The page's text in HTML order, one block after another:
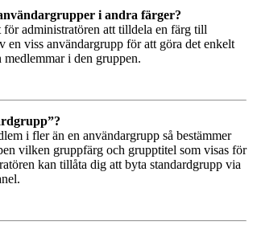
i andra färger?
administratören att tilldela en färg till
en viss användargrupp för att göra det enkelt
medlemmar i den gruppen.
i fler än en användargrupp så bestämmer
vilken gruppfärg och grupptitel som visas för
kan tillåta dig att byta standardgrupp via